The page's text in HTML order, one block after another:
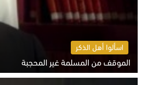
اسألوا أهل الذكر
الموقف من المسلمة غير المحجبة
الخميس 6 أغسطس 2026 10:45 ص